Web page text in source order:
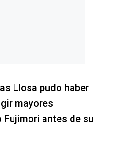
Llosa pudo haber
mayores
Fujimori antes de su